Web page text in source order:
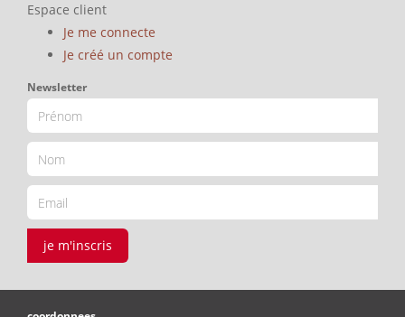
Espace client
Je me connecte
Je créé un compte
Newsletter
je m'inscris